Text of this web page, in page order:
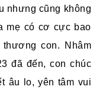
nhưng cũng không
mẹ có cơ cực bao
con.
Nhâm
đã đến, con chúc
âu lo, yên tâm vui